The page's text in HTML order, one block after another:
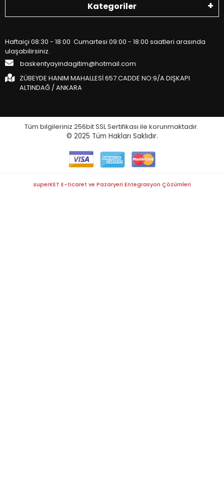
Kategoriler
Haftaiçi 08:30 - 18:00 Cumartesi 09:00 - 18:00 saatleri arasında
ulaşabilirsiniz.
baskentyayindagitim@hotmail.com
ZÜBEYDE HANIM MAHALLESİ 657.CADDE NO:9/A DIŞKAPI
ALTINDAĞ / ANKARA
Tüm bilgileriniz 256bit SSL Sertifikası ile korunmaktadır.
© 2025 Tüm Hakları Saklıdır.
superKET E-ticaret ve Pazaryeri Entegrasyon Çözümleri